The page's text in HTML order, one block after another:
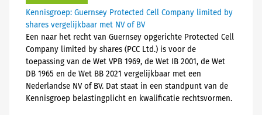
Kennisgroep: Guernsey Protected Cell Company limited by
shares vergelijkbaar met NV of BV
Een naar het recht van Guernsey opgerichte Protected Cell
Company limited by shares (PCC Ltd.) is voor de
toepassing van de Wet VPB 1969, de Wet IB 2001, de Wet
DB 1965 en de Wet BB 2021 vergelijkbaar met een
Nederlandse NV of BV. Dat staat in een standpunt van de
Kennisgroep belastingplicht en kwalificatie rechtsvormen.